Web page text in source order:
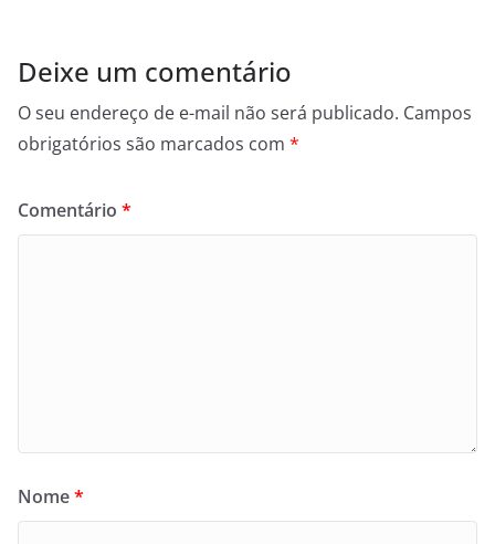
Deixe um comentário
O seu endereço de e-mail não será publicado. Campos
obrigatórios são marcados com *
Comentário *
Nome*